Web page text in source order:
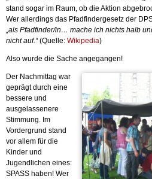
stand sogar im Raum, ob die Aktion
Wer allerdings das Pfadfindergesetz der
„als Pfadfinder/in… mache ich nichts halb
nicht auf.“(Quelle: Wikipedia)
Also wurde die Sache angegangen!
Der Nachmittag war
geprägt durch eine
bessere und
ausgelassenere
Stimmung. Im
Vordergrund stand
vor allem für die
Kinder und
Jugendlichen eines:
SPASS haben! Wer